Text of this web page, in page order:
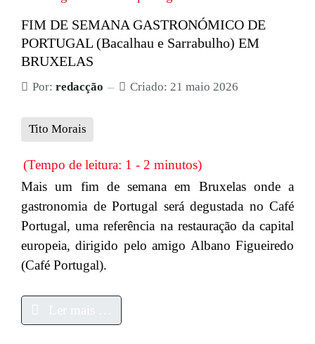
FIM DE SEMANA GASTRONÓMICO DE
PORTUGAL (Bacalhau e Sarrabulho) EM
BRUXELAS
Por: redacção Criado: 21 maio 2026
Tito Morais
(Tempo de leitura: 1 - 2 minutos)
Mais um fim de semana em Bruxelas onde a
gastronomia de Portugal será degustada no Café
Portugal, uma referência na restauração da capital
europeia, dirigido pelo amigo Albano Figueiredo
(Café Portugal).